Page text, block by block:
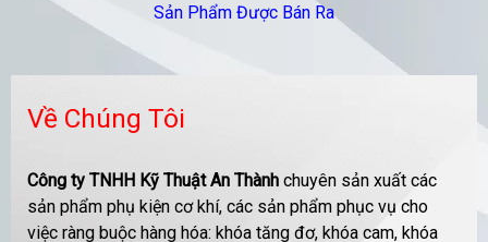
Sản Phẩm Được Bán Ra
Về Chúng Tôi
Công ty TNHH Kỹ Thuật An Thành chuyên sản xuất các
sản phẩm phụ kiện cơ khí, các sản phẩm phục vụ cho
việc ràng buộc hàng hóa: khóa tăng đơ, khóa cam, khóa